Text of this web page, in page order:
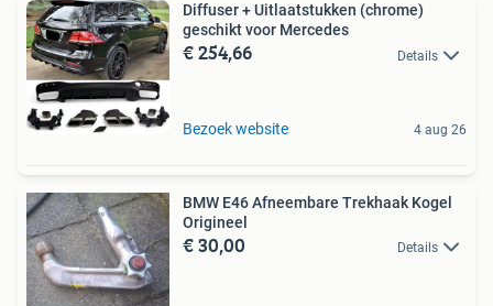
Diffuser + Uitlaatstukken (chrome)
geschikt voor Mercedes
€ 254,66 Details
Bezoek website 4 aug 26
BMW E46 Afneembare Trekhaak Kogel
Origineel
€ 30,00 Details